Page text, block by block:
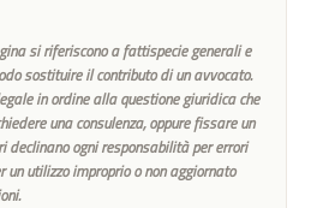
si riferiscono a fattispecie generali e
sostituire il contributo di un avvocato.
in ordine alla questione giuridica che
una consulenza, oppure fissare un
declinano ogni responsabilità per errori
un utilizzo improprio o non aggiornato